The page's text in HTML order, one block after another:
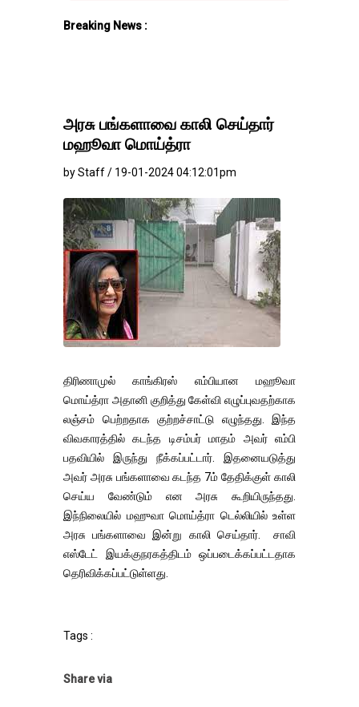
Breaking News :
அரசு பங்களாவை காலி செய்தார்
மஹூவா மொய்த்ரா
by Staff / 19-01-2024 04:12:01pm
திரிணாமுல் காங்கிரஸ் எம்பியான மஹூவா
மொய்த்ரா அதானி குறித்து கேள்வி எழுப்புவதற்காக
லஞ்சம் பெற்றதாக குற்றச்சாட்டு எழுந்தது. இந்த
விவகாரத்தில் கடந்த டிசம்பர் மாதம் அவர் எம்பி
பதவியில் இருந்து நீக்கப்பட்டார். இதனையடுத்து
அவர் அரசு பங்களாவை கடந்த 7ம் தேதிக்குள் காலி
செய்ய வேண்டும் என அரசு கூறியிருந்தது.
இந்நிலையில் மஹுவா மொய்த்ரா டெல்லியில் உள்ள
அரசு பங்களாவை இன்று காலி செய்தார். சாவி
எஸ்டேட் இயக்குநரகத்திடம் ஒப்படைக்கப்பட்டதாக
தெரிவிக்கப்பட்டுள்ளது.
Tags :
Share via